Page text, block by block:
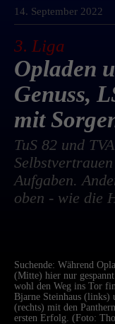
14. September 2022
3. Liga
Opladen
Genuss,
mit
TuS 82 und
Aufgaben.
oben - wie die
Suchende: Während
(Mitte) hier nur
wohl den Weg ins Tor
Bjarne Steinhaus (links)
(rechts) mit den
ersten Erfolg. (Foto: